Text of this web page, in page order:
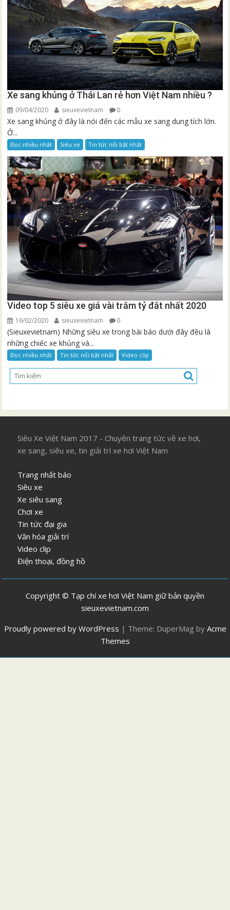
Xe sang khủng ở Thái Lan rẻ hơn Việt Nam nhiều ?
09/04/2020 sieuxevietnam 0
Xe sang khủng ở đây là nói đến các mẫu xe sang dung tích lớn.
Ở...
Đọc nhiều nhất Siêu xe Tin tức nổi bật nhất
Video top 5 siêu xe giá vài trăm tỷ đắt nhất 2020
16/02/2020 sieuxevietnam 0
(Sieuxevietnam) Những siêu xe trong bài báo dưới đây đều là
những chiếc xe khủng và...
Đọc nhiều nhất Tin tức nổi bật nhất Video clip
Siêu Xe Việt Nam 2017 - Chuyên trang tức về xe hơi,
xe sang, siêu xe, tin giải trí xe hơi Việt Nam
Trang nhất báo
Siêu xe
Xe siêu sang
Chơi xe
Tin tức đại gia
Văn hóa giải trí
Video clip
Điện thoại, đồng hồ
Copyright © Tạp chí xe hơi Việt Nam giữ bản quyền
sieuxevietnam.com
Proudly powered by WordPress | Theme: DuperMag by Acme
Themes